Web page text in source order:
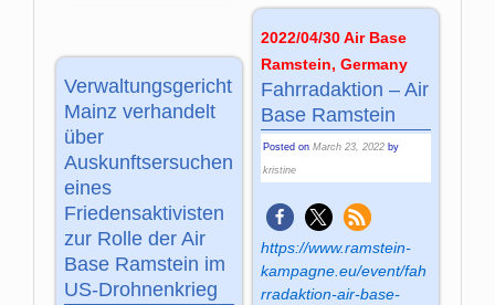
2022/04/30 Air Base
Ramstein, Germany
Fahrradaktion – Air
Base Ramstein
Posted on March 23, 2022 by
kristine
https://www.ramstein-
kampagne.eu/event/fah
rradaktion-air-base-
Verwaltungsgericht
Mainz verhandelt
über
Auskunftsersuchen
eines
Friedensaktivisten
zur Rolle der Air
Base Ramstein im
US-Drohnenkrieg